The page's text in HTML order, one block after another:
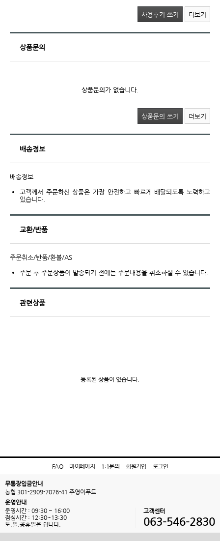
사용후기 쓰기 더보기
상품문의
상품문의가 없습니다.
상품문의 쓰기 더보기
배송정보
배송정보
고객께서 주문하신 상품은 가장 안전하고 빠르게 배달되도록 노력하고
있습니다.
교환/반품
주문취소/반품/환불/AS
주문 후 주문상품이 발송되기 전에는 주문내용을 취소하실 수 있습니다.
관련상품
등록된 상품이 없습니다.
FAQ 마이페이지 1:1문의 회원가입 로그인
무통장입금안내
농협 301-2909-7076-41 주영이푸드
운영안내
운영시간 : 09:30 ~ 16:00
점심시간 : 12:30~13:30
토.일.공휴일은 쉽니다.
고객센터
063-546-2830